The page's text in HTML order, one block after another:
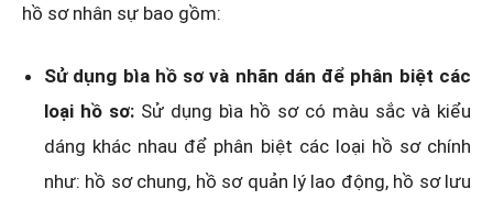
hồ sơ nhân sự bao gồm:
Sử dụng bìa hồ sơ và nhãn dán để phân biệt các
loại hồ sơ: Sử dụng bìa hồ sơ có màu sắc và kiểu
dáng khác nhau để phân biệt các loại hồ sơ chính
như: hồ sơ chung, hồ sơ quản lý lao động, hồ sơ lưu